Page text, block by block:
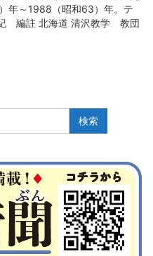
年～1988（昭和63）年。テ
編註 北海道 清沢教学 教団